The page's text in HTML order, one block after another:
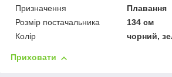
Призначення
Плавання
Розмір постачальника
134 см
Колір
чорний,
Приховати